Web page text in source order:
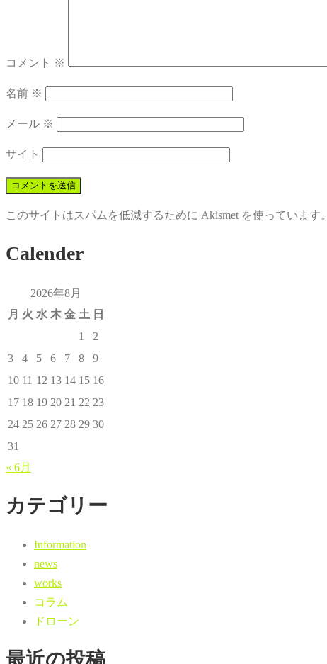
コメント ※
名前 ※
メール ※
サイト
このサイトはスパムを低減するために Akismet を使っています。
Calender
2026年8月
月 火 水 木 金 土 日
1
2
3
4 5 6 7 8
9
10 11 12 13 14 15 16
17 18 19 20 21 22 23
24 25 26 27 28 29 30
31
« 6月
カテゴリー
Information
news
works
コラム
ドローン